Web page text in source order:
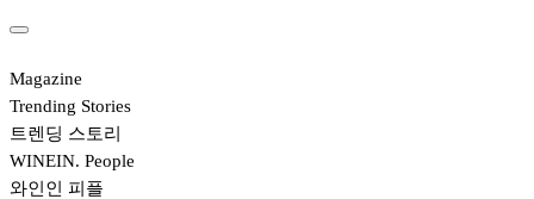
Magazine
Trending Stories
트렌딩 스토리
WINEIN. People
와인인 피플